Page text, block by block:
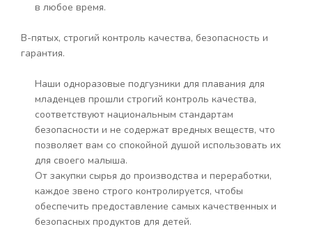
в любое время.
В-пятых, строгий контроль качества, безопасность и
гарантия.
Наши одноразовые подгузники для плавания для
младенцев прошли строгий контроль качества,
соответствуют национальным стандартам
безопасности и не содержат вредных веществ, что
позволяет вам со спокойной душой использовать их
для своего малыша.
От закупки сырья до производства и переработки,
каждое звено строго контролируется, чтобы
обеспечить предоставление самых качественных и
безопасных продуктов для детей.